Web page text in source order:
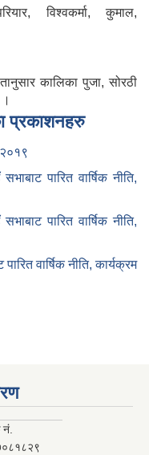
विश्वकर्मा, कुमाल,
कालिका पुजा, सोरठी
प्रकाशनहरु
२०१९
पारित वार्षिक नीति,
पारित वार्षिक नीति,
वार्षिक नीति, कार्यक्रम
नं.